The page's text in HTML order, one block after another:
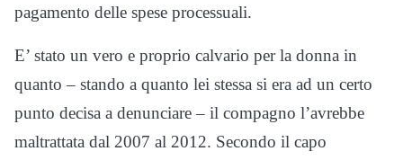
pagamento delle spese processuali.
E’ stato un vero e proprio calvario per la donna in
quanto – stando a quanto lei stessa si era ad un certo
punto decisa a denunciare – il compagno l’avrebbe
maltrattata dal 2007 al 2012. Secondo il capo